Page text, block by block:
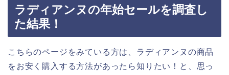
ラディアンヌの年始セールを調査し
た結果！
こちらのページをみている方は、ラディアンヌの商品
をお安く購入する方法があったら知りたい！と、思っ